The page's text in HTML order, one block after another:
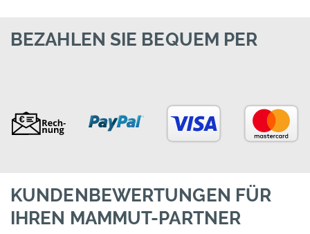
BEZAHLEN SIE BEQUEM PER
KUNDENBEWERTUNGEN FÜR
IHREN MAMMUT-PARTNER